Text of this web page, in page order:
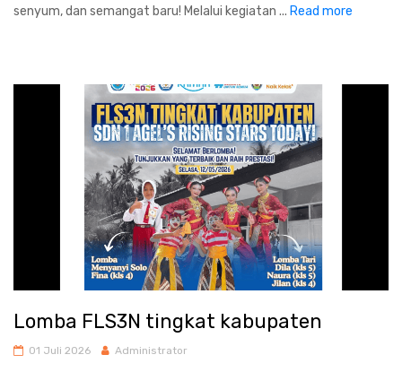
senyum, dan semangat baru! Melalui kegiatan ... Read more
Lomba FLS3N tingkat kabupaten
01 Juli 2026 Administrator